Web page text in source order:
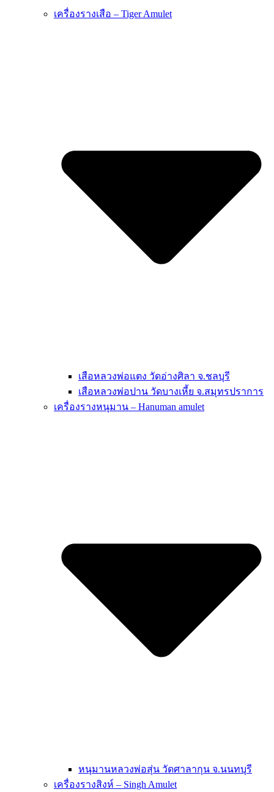
เครื่องรางเสือ – Tiger Amulet
เสือหลวงพ่อแตง วัดอ่างศิลา จ.ชลบุรี
เสือหลวงพ่อปาน วัดบางเหี้ย จ.สมุทรปราการ
เครื่องรางหนุมาน – Hanuman amulet
หนุมานหลวงพ่อสุ่น วัดศาลากุน จ.นนทบุรี
เครื่องรางสิงห์ – Singh Amulet